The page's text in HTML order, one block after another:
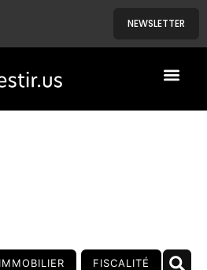
NEWSLETTER
IMMOBILIER FISCALITÉ